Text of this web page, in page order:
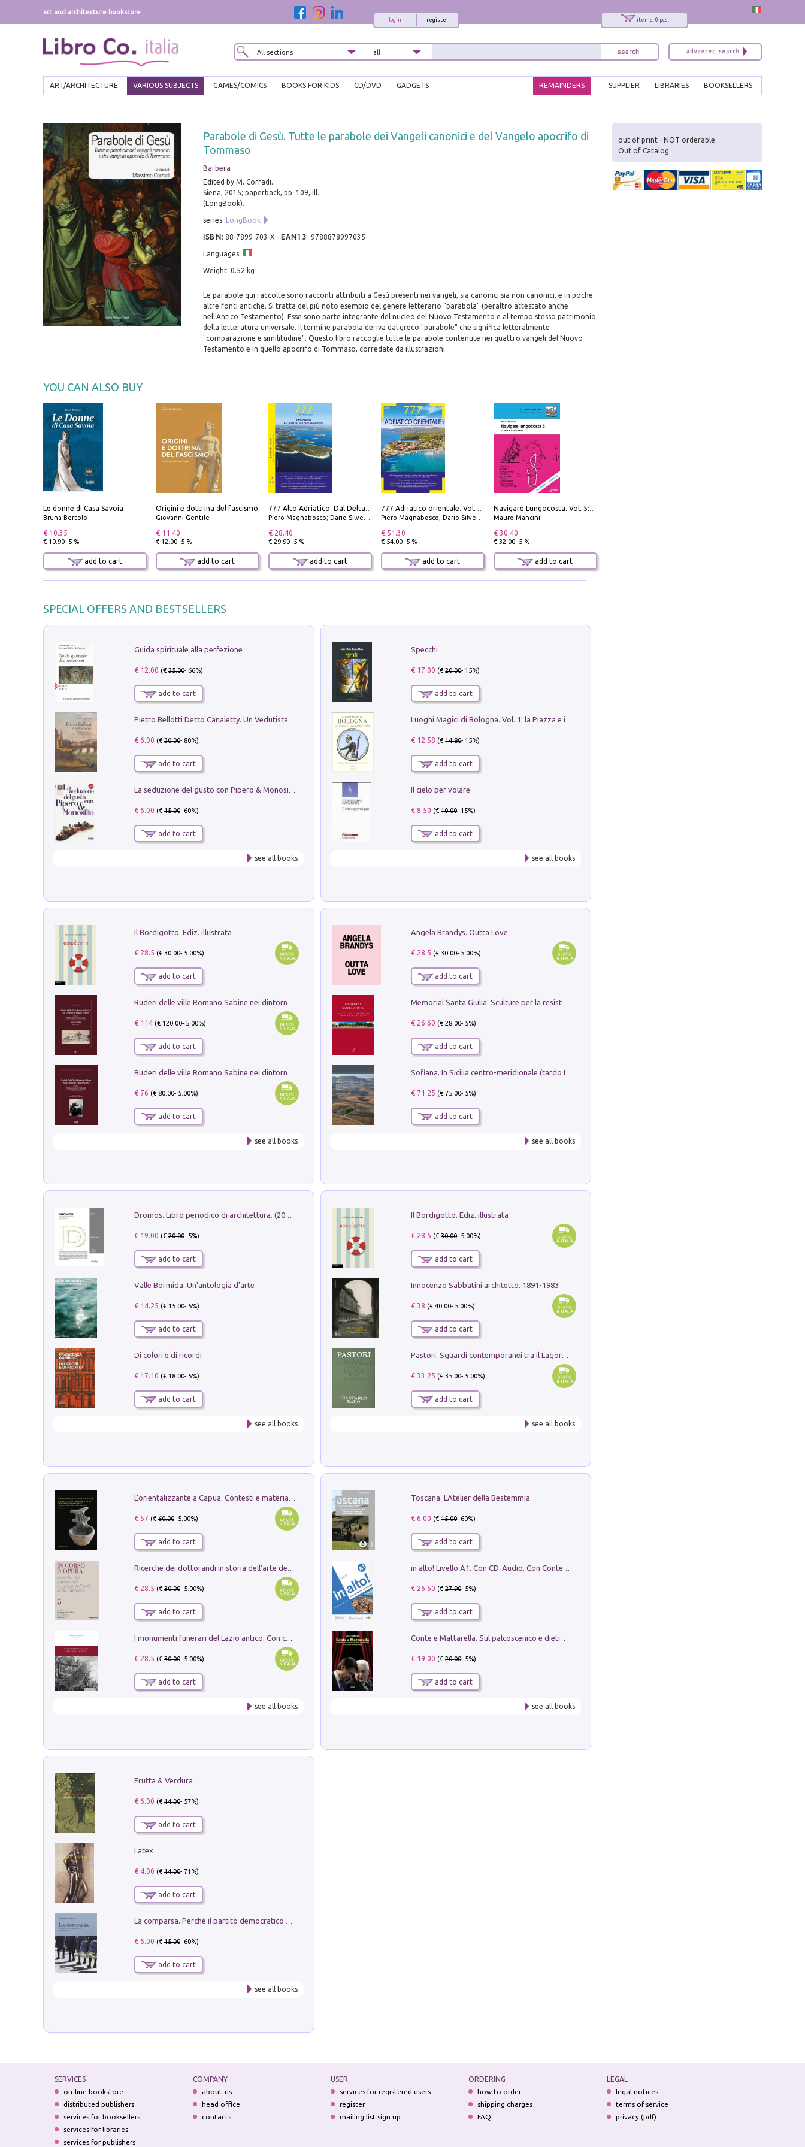
art and architecture bookstore
items: 0 pcs.
register
login
ART/ARCHITECTURE VARIOUS SUBJECTS GAMES/COMICS BOOKS FOR KIDS CD/DVD GADGETS BOOKSELLERS
LIBRARIES
SUPPLIER
REMAINDERS
Parabole di Gesù. Tutte le parabole dei Vangeli canonici e del Vangelo apocrifo di
Tommaso
Barbera
Edited by M. Corradi.
Siena, 2015; paperback, pp. 109, ill.
(LongBook).
series: LongBook
ISBN : 88-7899-703-X - EAN13 : 9788878997035
Languages:
Weight: 0.52 kg
Le parabole qui raccolte sono racconti attribuiti a Gesù presenti nei vangeli, sia canonici sia non canonici, e in poche
altre fonti antiche. Si tratta del più noto esempio del genere letterario "parabola" (peraltro attestato anche
nell'Antico Testamento). Esse sono parte integrante del nucleo del Nuovo Testamento e al tempo stesso patrimonio
della letteratura universale. Il termine parabola deriva dal greco "parabole" che significa letteralmente
"comparazione e similitudine". Questo libro raccoglie tutte le parabole contenute nei quattro vangeli del Nuovo
Testamento e in quello apocrifo di Tommaso, corredate da illustrazioni.
YOU CAN ALSO BUY
Le donne di Casa Savoia
Bruna Bertolo
€ 10.35
€ 10.90 -5 %
add to cart
Origini e dottrina del fascismo
Giovanni Gentile
€ 11.40
€ 12.00 -5 %
add to cart
Piero Magnabosco; Dario Silvestro; Marco Sbrizzi
€ 28.40
€ 29.90 -5 %
add to cart
Piero Magnabosco; Dario Silvestro; Marco Sbrizzi
€ 51.30
€ 54.00 -5 %
add to cart
Mauro Mancini
€ 30.40
€ 32.00 -5 %
add to cart
SPECIAL OFFERS AND BESTSELLERS
Guida spirituale alla perfezione
€ 12.00 (€35.00- 66%)
add to cart
€ 6.00 (€30.00- 80%)
add to cart
€ 6.00 (€15.00- 60%)
add to cart
see all books
Specchi
€ 17.00 (€20.00- 15%)
add to cart
€ 12.58 (€14.80- 15%)
add to cart
Il cielo per volare
€ 8.50 (€10.00- 15%)
add to cart
see all books
Il Bordigotto. Ediz. illustrata
€ 28.5 (€30.00- 5.00%)
add to cart
€ 114(€120.00- 5.00%)
add to cart
€ 76 (€80.00- 5.00%)
add to cart
see all books
Angela Brandys. Outta Love
€ 28.5 (€30.00- 5.00%)
add to cart
€ 26.60 (€28.00- 5%)
add to cart
€ 71.25 (€75.00- 5%)
add to cart
see all books
Dromos. Libro periodico di architettura. (2026). Vol. 15: Post-model
€ 19.00 (€20.00- 5%)
add to cart
Valle Bormida. Un'antologia d'arte
€ 14.25 (€15.00- 5%)
add to cart
Di colori e di ricordi
€ 17.10 (€18.00- 5%)
add to cart
see all books
Il Bordigotto. Ediz. illustrata
€ 28.5 (€30.00- 5.00%)
add to cart
Innocenzo Sabbatini architetto. 1891-1983
€ 38 (€40.00- 5.00%)
add to cart
€ 33.25 (€35.00- 5.00%)
add to cart
see all books
€ 57 (€60.00- 5.00%)
add to cart
€ 28.5 (€30.00- 5.00%)
add to cart
I monumenti funerari del Lazio antico. Con cartella con tavole
€ 28.5 (€30.00- 5.00%)
add to cart
see all books
Toscana. L'Atelier della Bestemmia
€ 6.00 (€15.00- 60%)
add to cart
€ 26.50 (€27.90- 5%)
add to cart
€ 19.00 (€20.00- 5%)
add to cart
see all books
Frutta & Verdura
€ 6.00 (€14.00- 57%)
add to cart
Latex
€ 4.00 (€14.00- 71%)
add to cart
€ 6.00 (€15.00- 60%)
add to cart
see all books
out of print - NOT orderable
Out of Catalog
SERVICES
on-line bookstore
distributed publishers
services for booksellers
services for libraries
services for publishers
COMPANY
about-us
head office
contacts
USER
services for registered users
register
mailing list sign up
ORDERING
how to order
shipping charges
FAQ
LEGAL
legal notices
terms of service
privacy (pdf)
x
Interessato ai nostri libri?
Allora iscriviti alla nostra newsletter!
Sarai informato delle nostre novità, potrai
comunque cancellarti quando desideri.